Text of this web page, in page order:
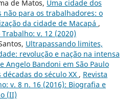
de Matos, Uma cidade dos
não para os trabalhadores: o
da cidade de Macapá ,
v. 12 (2020)
Ultrapassando limites,
revolução e nação na intensa
Angelo Bandoni em São Paulo
do século XX , Revista
v. 8 n. 16 (2016): Biografia e
(II)